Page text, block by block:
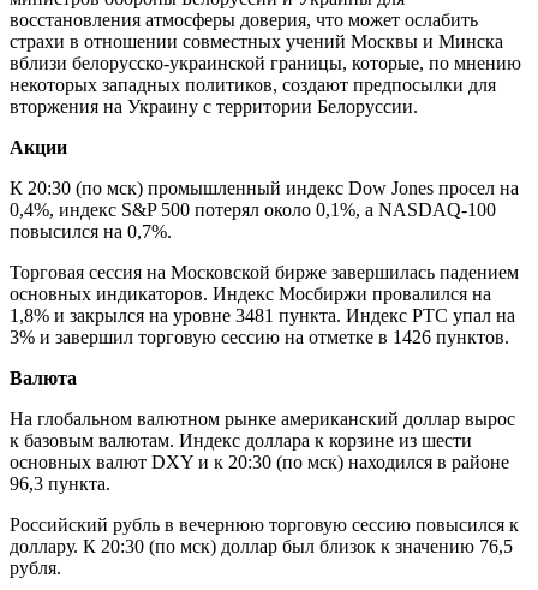
восстановления атмосферы доверия, что может ослабить
страхи в отношении совместных учений Москвы и Минска
вблизи белорусско-украинской границы, которые, по мнению
некоторых западных политиков, создают предпосылки для
вторжения на Украину с территории Белоруссии.
Акции
К 20:30 (по мск) промышленный индекс Dow Jones просел на
0,4%, индекс S&P 500 потерял около 0,1%, а NASDAQ-100
повысился на 0,7%.
Торговая сессия на Московской бирже завершилась падением
основных индикаторов. Индекс Мосбиржи провалился на
1,8% и закрылся на уровне 3481 пункта. Индекс РТС упал на
3% и завершил торговую сессию на отметке в 1426 пунктов.
Валюта
На глобальном валютном рынке американский доллар вырос
к базовым валютам. Индекс доллара к корзине из шести
основных валют DXY и к 20:30 (по мск) находился в районе
96,3 пункта.
Российский рубль в вечернюю торговую сессию повысился к
доллару. К 20:30 (по мск) доллар был близок к значению 76,5
рубля.